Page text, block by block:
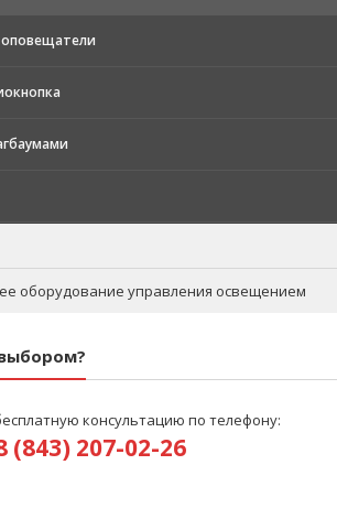
оборудование управления освещением
консультацию по телефону:
(843) 207-02-26